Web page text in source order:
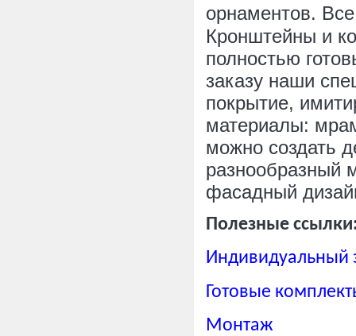
орнаментов.
Кронштейны и
полностью
заказу наши
покрытие,
материалы:
можно создать
разнообразный
фасадный
Полезные
Индивидуальный
Готовые
Монтаж